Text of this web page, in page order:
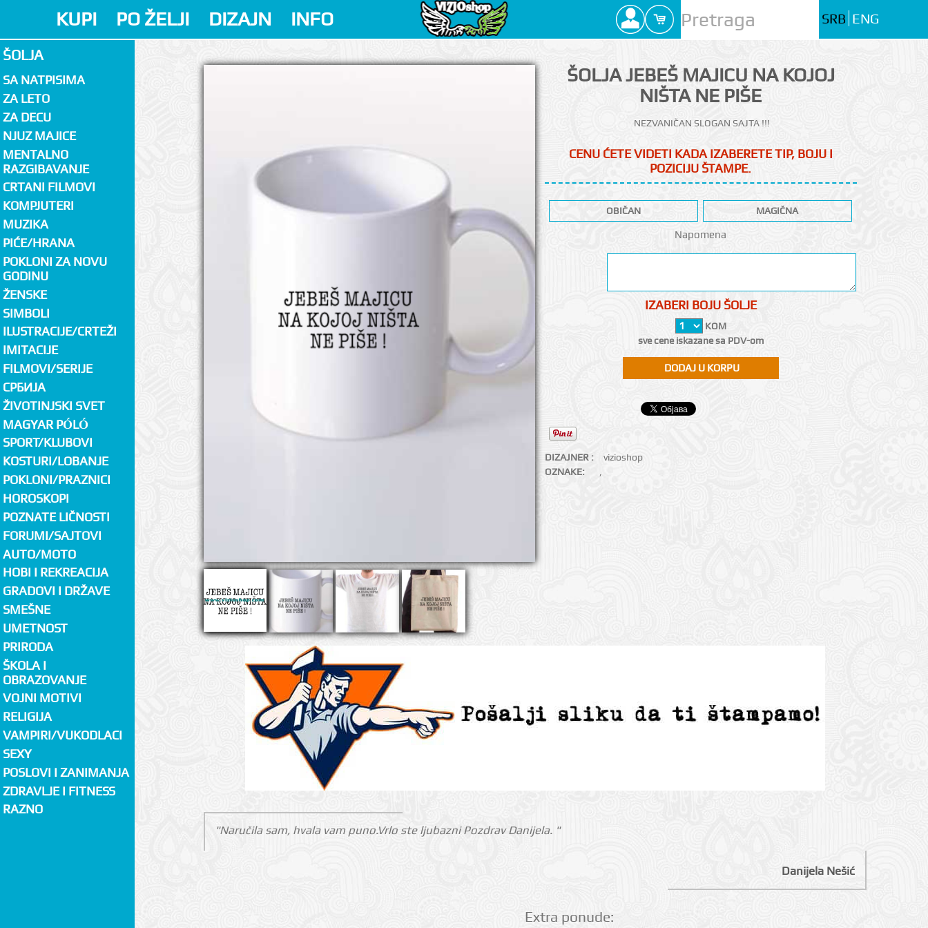
KUPI PO ŽELJI DIZAJN INFO SRB ENG
ŠOLJA
SA NATPISIMA
ZA LETO
ZA DECU
NJUZ MAJICE
MENTALNO
RAZGIBAVANJE
CRTANI FILMOVI
KOMPJUTERI
MUZIKA
PIĆE/HRANA
POKLONI ZA NOVU
GODINU
ŽENSKE
SIMBOLI
ILUSTRACIJE/CRTEŽI
IMITACIJE
FILMOVI/SERIJE
СРБИЈА
ŽIVOTINJSKI SVET
MAGYAR PÓLÓ
SPORT/KLUBOVI
KOSTURI/LOBANJE
POKLONI/PRAZNICI
HOROSKOPI
POZNATE LIČNOSTI
FORUMI/SAJTOVI
AUTO/MOTO
HOBI I REKREACIJA
GRADOVI I DRŽAVE
SMEŠNE
UMETNOST
PRIRODA
ŠKOLA I
OBRAZOVANJE
VOJNI MOTIVI
RELIGIJA
VAMPIRI/VUKODLACI
SEXY
POSLOVI I ZANIMANJA
ZDRAVLJE I FITNESS
RAZNO
ŠOLJA JEBEŠ MAJICU NA KOJOJ
NIŠTA NE PIŠE
NEZVANIČAN SLOGAN SAJTA !!!
CENU ĆETE VIDETI KADA IZABERETE TIP, BOJU I
POZICIJU ŠTAMPE.
OBIČAN MAGIČNA
Napomena
IZABERI BOJU ŠOLJE
KOM
sve cene iskazane sa PDV-om
DIZAJNER :
vizioshop
OZNAKE:
,
"Naručila sam, hvala vam puno.Vrlo ste ljubazni Pozdrav Danijela. "
Danijela Nešić
Extra ponude: